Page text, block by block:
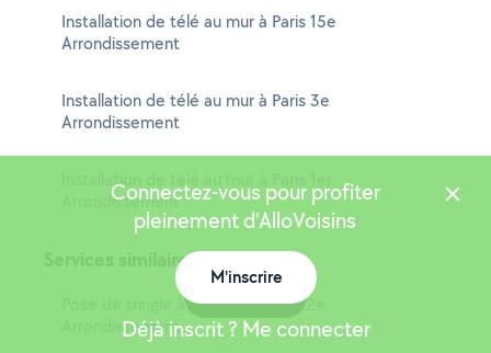
Installation de télé au mur à Paris 15e
Arrondissement
Installation de télé au mur à Paris 3e
Arrondissement
Installation de télé au mur à Paris 1er
Arrondissement
Services similaires
Pose de tringle à rideaux à Paris 12e
Arrondissement
Connectez-vous pour profiter
pleinement d'AlloVoisins
M'inscrire
Déjà inscrit ? Me connecter